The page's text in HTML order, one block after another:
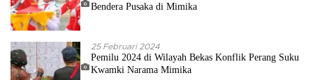
Bendera Pusaka di Mimika
25 Februari 2024
Pemilu 2024 di Wilayah Bekas Konflik Perang Suku
Kwamki Narama Mimika